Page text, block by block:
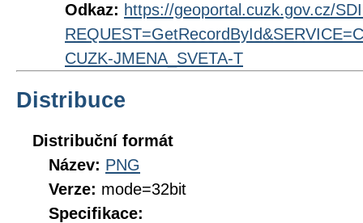
Odkaz: https://geoportal.cuzk.gov.cz/
CUZK-JMENA_SVETA-T
Distribuce
Distribuční formát
Název: PNG
Verze: mode=32bit
Specifikace: